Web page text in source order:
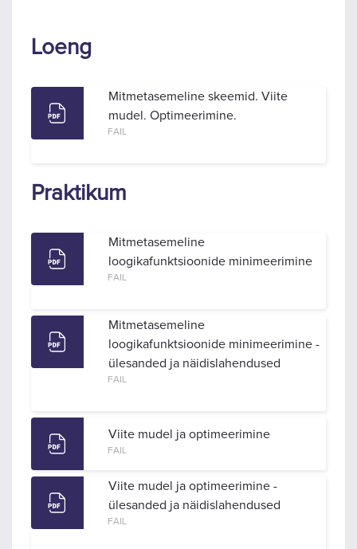
Loeng
Mitmetasemeline skeemid. Viite
mudel. Optimeerimine.
FAIL
Praktikum
Mitmetasemeline
loogikafunktsioonide minimeerimine
FAIL
Mitmetasemeline
loogikafunktsioonide minimeerimine -
ülesanded ja näidislahendused
FAIL
Viite mudel ja optimeerimine
FAIL
Viite mudel ja optimeerimine -
ülesanded ja näidislahendused
FAIL